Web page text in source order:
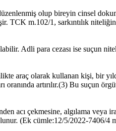
olup bireyin cinsel
TCK m.102/1, sarkıntılık
Adli para cezası ise suçun
araç olarak kullanan kişi, bir
oranında artırılır.(3) Bu suçun
acı çekmesine, algılama veya
(Ek cümle:12/5/2022-7406/4